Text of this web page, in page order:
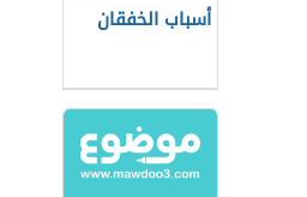
أسباب الخفقان